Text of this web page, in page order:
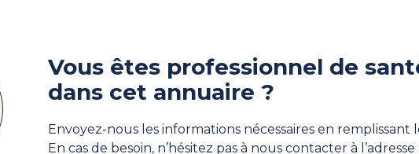
Vous êtes professionnel de
dans cet annuaire ?
Envoyez-nous les informations nécessaires en remplissant
En cas de besoin, n’hésitez pas à nous contacter à l’adresse :